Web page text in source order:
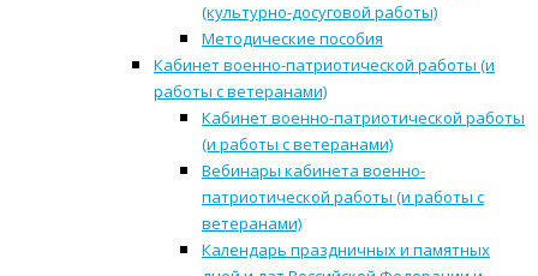
(культурно-досуговой работы)
Методические пособия
Кабинет военно-патриотической работы (и
работы с ветеранами)
Кабинет военно-патриотической работы
(и работы с ветеранами)
Вебинары кабинета военно-
патриотической работы (и работы с
ветеранами)
Календарь праздничных и памятных